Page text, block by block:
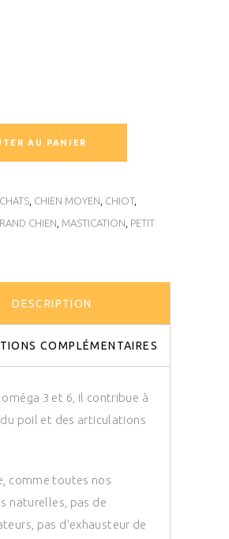
AU PANIER
CHATS CHIEN MOYEN CHIOT,
CHIEN MASTICATION PETIT
DESCRIPTION
COMPLÉMENTAIRES
oméga 3 et 6, il contribue à
poil et des articulations
comme toutes nos
naturelles, pas de
pas d’exhausteur de